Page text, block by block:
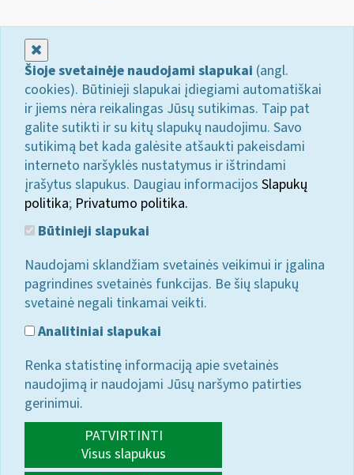
Šioje svetainėje naudojami slapukai (angl.
cookies). Būtinieji slapukai įdiegiami automatiškai
ir jiems nėra reikalingas Jūsų sutikimas. Taip pat
galite sutikti ir su kitų slapukų naudojimu. Savo
sutikimą bet kada galėsite atšaukti pakeisdami
interneto naršyklės nustatymus ir ištrindami
įrašytus slapukus. Daugiau informacijos Slapukų
politika; Privatumo politika.
Būtinieji slapukai
Naudojami sklandžiam svetainės veikimui ir įgalina
pagrindines svetainės funkcijas. Be šių slapukų
svetainė negali tinkamai veikti.
Analitiniai slapukai
Renka statistinę informaciją apie svetainės
naudojimą ir naudojami Jūsų naršymo patirties
gerinimui.
PATVIRTINTI
Visus slapukus